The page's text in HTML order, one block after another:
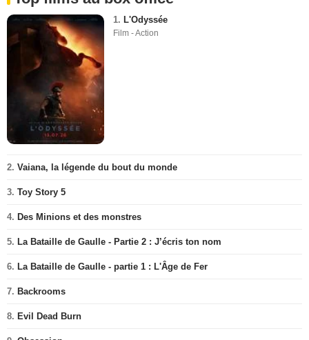
1. L'Odyssée
Film - Action
2. Vaiana, la légende du bout du monde
3. Toy Story 5
4. Des Minions et des monstres
5. La Bataille de Gaulle - Partie 2 : J’écris ton nom
6. La Bataille de Gaulle - partie 1 : L'Âge de Fer
7. Backrooms
8. Evil Dead Burn